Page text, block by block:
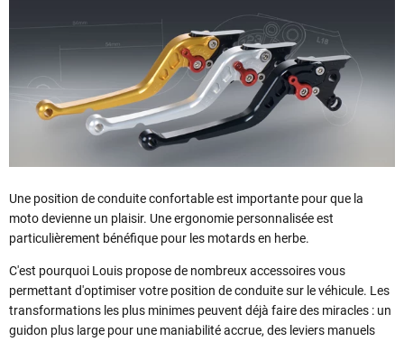
Une position de conduite confortable est importante pour que la
moto devienne un plaisir. Une ergonomie personnalisée est
particulièrement bénéfique pour les motards en herbe.
C'est pourquoi Louis propose de nombreux accessoires vous
permettant d'optimiser votre position de conduite sur le véhicule. Les
transformations les plus minimes peuvent déjà faire des miracles : un
guidon plus large pour une maniabilité accrue, des leviers manuels